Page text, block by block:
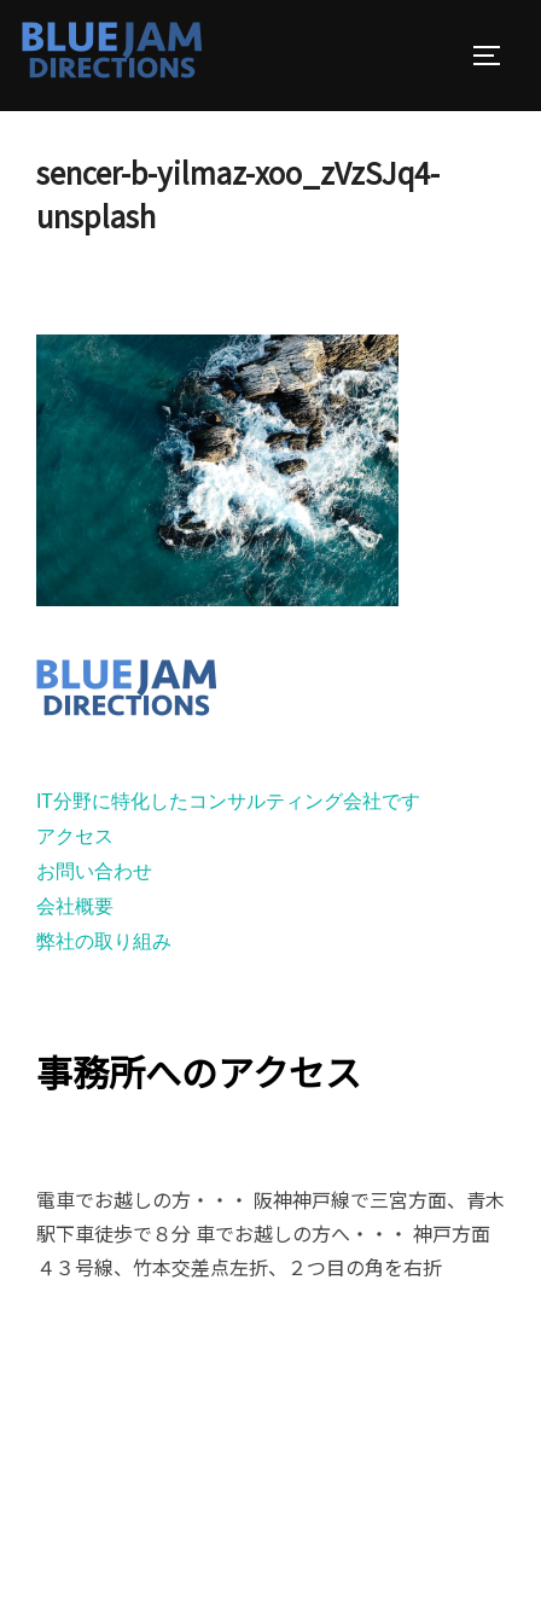
ン
sencer-b-yilmaz-xoo_zVzSJq4-
unsplash
IT分野に特化したコンサルティング会社です
アクセス
お問い合わせ
会社概要
弊社の取り組み
事務所へのアクセス
電車でお越しの方・・・ 阪神神戸線で三宮方面、青木
駅下車徒歩で８分 車でお越しの方へ・・・ 神戸方面
４３号線、竹本交差点左折、２つ目の角を右折